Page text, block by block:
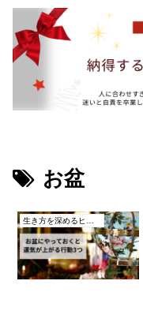
お盆